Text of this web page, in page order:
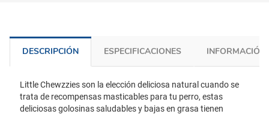
DESCRIPCIÓN ESPECIFICACIONES
Little Chewzzies son la elección deliciosa natural cuando se
trata de recompensas masticables para tu perro, estas
deliciosas golosinas saludables y bajas en grasa tienen